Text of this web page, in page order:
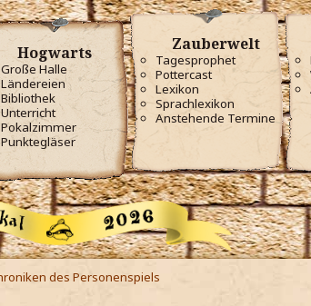
Hogwarts
Große Halle
Ländereien
Bibliothek
Unterricht
Pokalzimmer
Punktegläser
Zauberwelt
Tagesprophet
Pottercast
Lexikon
Sprachlexikon
Anstehende Termine
des Personenspiels